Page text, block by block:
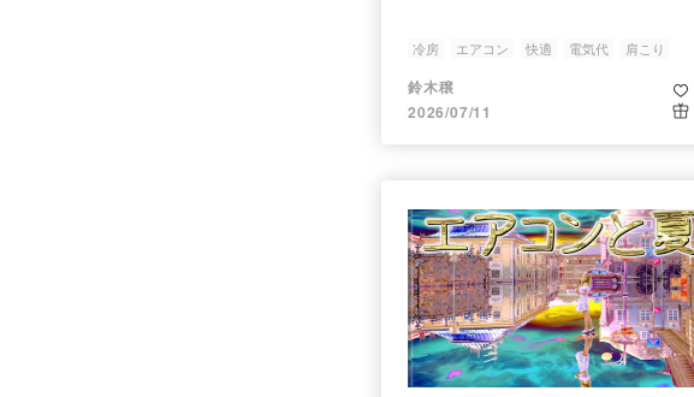
冷房 エアコン 快適 電気代 肩こり
鈴木穣
2026/07/11